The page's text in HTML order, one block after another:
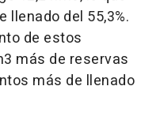
llenado del 55,3%.
de estos
más de reservas
más de llenado